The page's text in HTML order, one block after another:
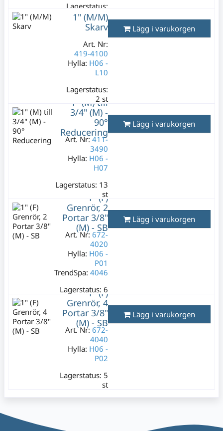
Lagerstatus:
1 st
89 kr
Varav moms:
17,80 kr
1" (M/M)
Skarv
Art. Nr:
419-4100
Hylla: H06 -
L10
Lagerstatus:
2 st
129 kr
Varav moms:
25,80 kr
Lägg i varukorgen
1" (M) till
3/4" (M) -
90°
Reducering
Art. Nr:411-
3490
Hylla: H06 -
H07
Lagerstatus: 13
st
149 kr
Varav moms:29,80
kr
Lägg i varukorgen
1" (F)
Grenrör, 2
Portar 3/8"
(M) - SB
Art. Nr:672-
4020
Hylla: H06 -
P01
TrendSpa:4046
Lagerstatus:6
st
349 kr
Varav moms:69,80
kr
Lägg i varukorgen
1" (F)
Grenrör, 4
Portar 3/8"
(M) - SB
Art. Nr:672-
4040
Hylla: H06 -
P02
Lagerstatus: 5
st
349 kr
Lägg i varukorgen